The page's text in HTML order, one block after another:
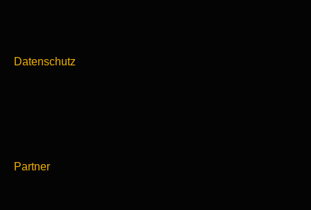
Datenschutz
Partner